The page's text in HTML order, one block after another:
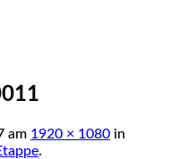
am 1920 × 1080 in
.